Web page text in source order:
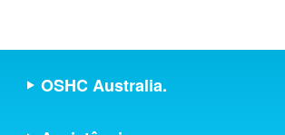
OSHC Australia.